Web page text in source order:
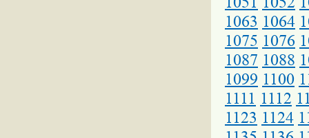
1063 1064
1075 1076
1087 1088
1099 1100
1111 1112
1123 1124